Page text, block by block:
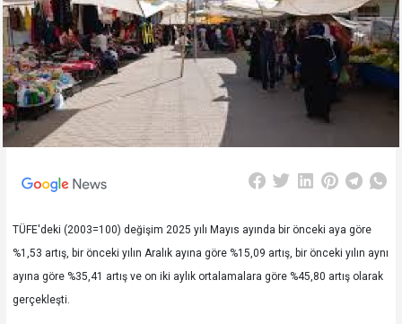
TÜFE'deki (2003=100) değişim 2025 yılı Mayıs ayında bir önceki aya göre
%1,53 artış, bir önceki yılın Aralık ayına göre %15,09 artış, bir önceki yılın aynı
ayına göre %35,41 artış ve on iki aylık ortalamalara göre %45,80 artış olarak
gerçekleşti.